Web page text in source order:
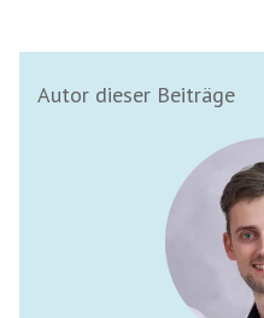
Autor dieser Beiträge